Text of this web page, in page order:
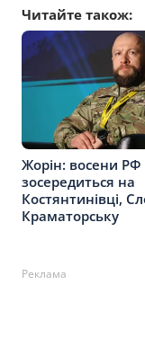
Читайте також:
Жорін: восени РФ
зосередиться на
Костянтинівці,
Краматорську
Реклама